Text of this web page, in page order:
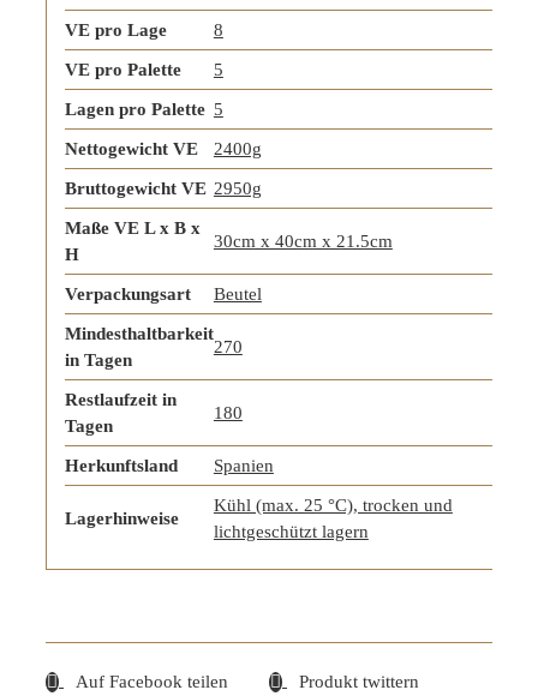
VE pro Lage 8
VE pro Palette 5
Lagen pro Palette 5
Nettogewicht VE 2400g
Bruttogewicht VE 2950g
Maße VE L x B x
H
30cm x 40cm x 21.5cm
Verpackungsart Beutel
Mindesthaltbarkeit
in Tagen
270
Restlaufzeit in
Tagen
180
Herkunftsland Spanien
Lagerhinweise
Kühl (max. 25 °C), trocken und
lichtgeschützt lagern
Auf Facebook teilen Produkt twittern